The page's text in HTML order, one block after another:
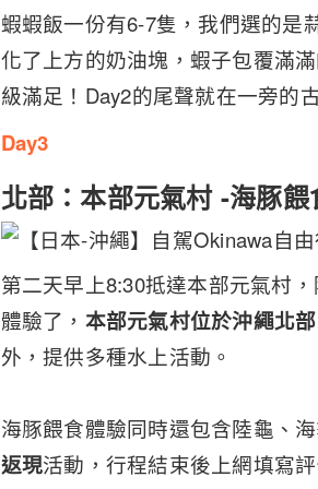
蝦蝦飯一份有6-7隻，我們選的是
化了上方的奶油塊，蝦子包覆滿
級滿足！Day2的尾聲就在一旁的
Day3
北部：本部元氣村 -海豚餵
第二天早上8:30抵達本部元氣村
體驗了， 本部元氣村位於沖繩北部
外，提供多種水上活動。
海豚餵食體驗同時還包含陸龜、
返現活動，行程結束後上網填寫